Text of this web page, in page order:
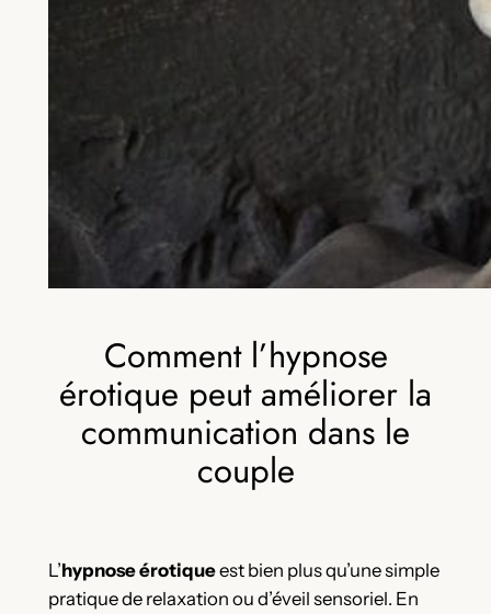
Comment l’hypnose
érotique peut améliorer la
communication dans le
couple
L’hypnose érotiqueest bien plus qu’une simple
pratique de relaxation ou d’éveil sensoriel. En